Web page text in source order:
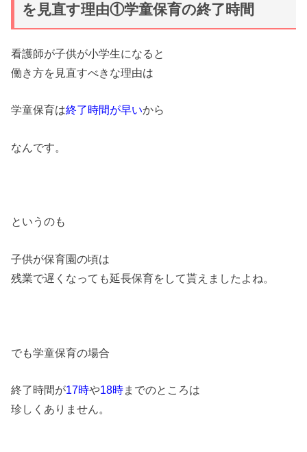
を見直す理由①学童保育の終了時間
看護師が子供が小学生になると
働き方を見直すべきな理由は
学童保育は終了時間が早いから
なんです。
というのも
子供が保育園の頃は
残業で遅くなっても延長保育をして貰えましたよね。
でも学童保育の場合
終了時間が17時や18時までのところは
珍しくありません。